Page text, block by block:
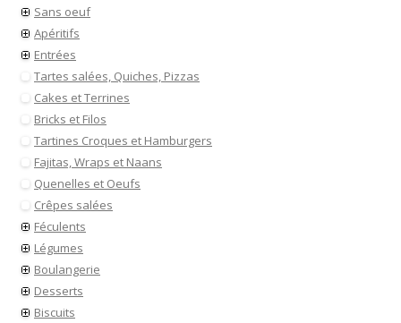
Sans oeuf
Apéritifs
Entrées
Tartes salées, Quiches, Pizzas
Cakes et Terrines
Bricks et Filos
Tartines Croques et Hamburgers
Fajitas, Wraps et Naans
Quenelles et Oeufs
Crêpes salées
Féculents
Légumes
Boulangerie
Desserts
Biscuits